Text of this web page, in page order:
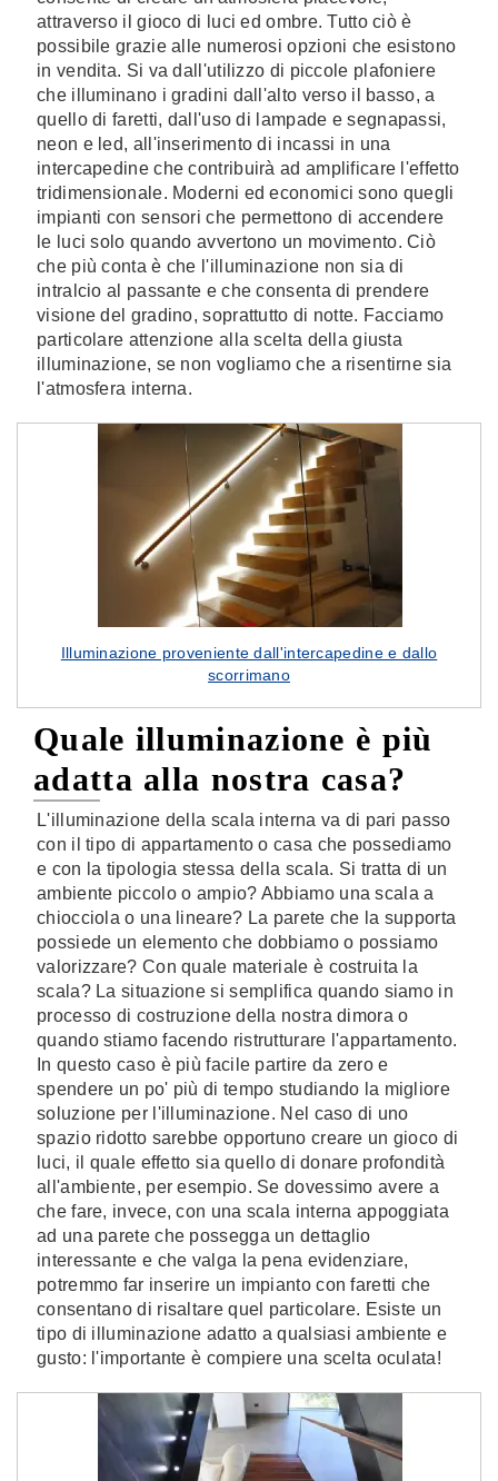
attraverso il gioco di luci ed ombre. Tutto ciò è
possibile grazie alle numerosi opzioni che esistono
in vendita. Si va dall'utilizzo di piccole plafoniere
che illuminano i gradini dall'alto verso il basso, a
quello di faretti, dall'uso di lampade e segnapassi,
neon e led, all'inserimento di incassi in una
intercapedine che contribuirà ad amplificare l'effetto
tridimensionale. Moderni ed economici sono quegli
impianti con sensori che permettono di accendere
le luci solo quando avvertono un movimento. Ciò
che più conta è che l'illuminazione non sia di
intralcio al passante e che consenta di prendere
visione del gradino, soprattutto di notte. Facciamo
particolare attenzione alla scelta della giusta
illuminazione, se non vogliamo che a risentirne sia
l'atmosfera interna.
Illuminazione proveniente dall'intercapedine e dallo
scorrimano
Quale illuminazione è più
adatta alla nostra casa?
L'illuminazione della scala interna va di pari passo
con il tipo di appartamento o casa che possediamo
e con la tipologia stessa della scala. Si tratta di un
ambiente piccolo o ampio? Abbiamo una scala a
chiocciola o una lineare? La parete che la supporta
possiede un elemento che dobbiamo o possiamo
valorizzare? Con quale materiale è costruita la
scala? La situazione si semplifica quando siamo in
processo di costruzione della nostra dimora o
quando stiamo facendo ristrutturare l'appartamento.
In questo caso è più facile partire da zero e
spendere un po' più di tempo studiando la migliore
soluzione per l'illuminazione. Nel caso di uno
spazio ridotto sarebbe opportuno creare un gioco di
luci, il quale effetto sia quello di donare profondità
all'ambiente, per esempio. Se dovessimo avere a
che fare, invece, con una scala interna appoggiata
ad una parete che possegga un dettaglio
interessante e che valga la pena evidenziare,
potremmo far inserire un impianto con faretti che
consentano di risaltare quel particolare. Esiste un
tipo di illuminazione adatto a qualsiasi ambiente e
gusto: l'importante è compiere una scelta oculata!